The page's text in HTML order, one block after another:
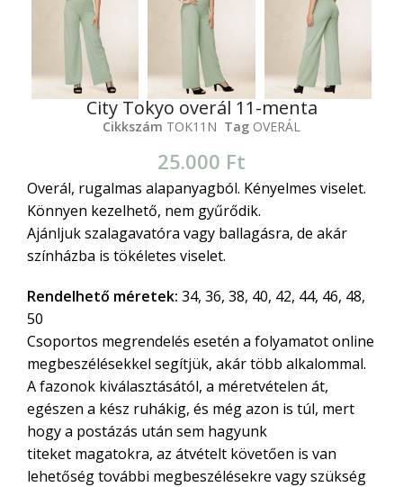
City Tokyo overál 11-menta
Cikkszám TOK11N Tag OVERÁL
25.000 Ft
Overál, rugalmas alapanyagból. Kényelmes viselet.
Könnyen kezelhető, nem gyűrődik.
Ajánljuk szalagavatóra vagy ballagásra, de akár
színházba is tökéletes viselet.
Rendelhető méretek: 34, 36, 38, 40, 42, 44, 46, 48,
50
Csoportos megrendelés esetén a folyamatot online
megbeszélésekkel segítjük, akár több alkalommal.
A fazonok kiválasztásától, a méretvételen át,
egészen a kész ruhákig, és még azon is túl, mert
hogy a postázás után sem hagyunk
titeket magatokra, az átvételt követően is van
lehetőség további megbeszélésekre vagy szükség